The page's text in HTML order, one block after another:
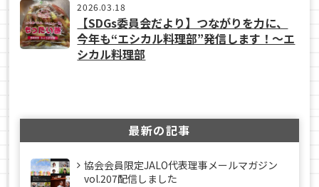
2026.03.18
【SDGs委員会だより】つながりを力に、
今年も“エシカル料理部”発信します！～エ
シカル料理部
最新の記事
協会会員限定JALO代表理事メールマガジン
vol.207配信しました